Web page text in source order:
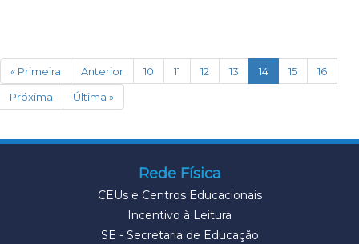
« Primeira Anterior 10 11 12 13 14(current)
15
16
Próxima
Última »
Rede Física
CEUs e Centros Educacionais
Incentivo à Leitura
SE - Secretaria de Educação